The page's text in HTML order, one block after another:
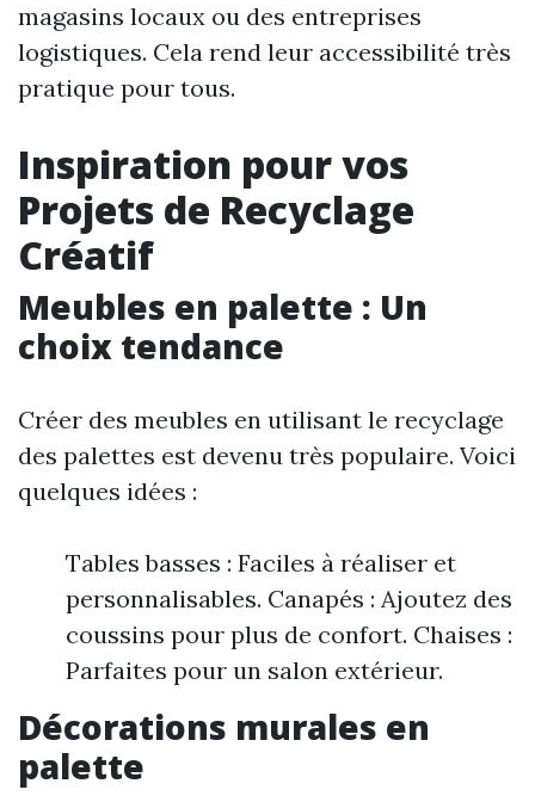
magasins locaux ou des entreprises
logistiques. Cela rend leur accessibilité très
pratique pour tous.
Inspiration pour vos
Projets de Recyclage
Créatif
Meubles en palette : Un
choix tendance
Créer des meubles en utilisant le recyclage
des palettes est devenu très populaire. Voici
quelques idées :
Tables basses : Faciles à réaliser et
personnalisables. Canapés : Ajoutez des
coussins pour plus de confort. Chaises :
Parfaites pour un salon extérieur.
Décorations murales en
palette